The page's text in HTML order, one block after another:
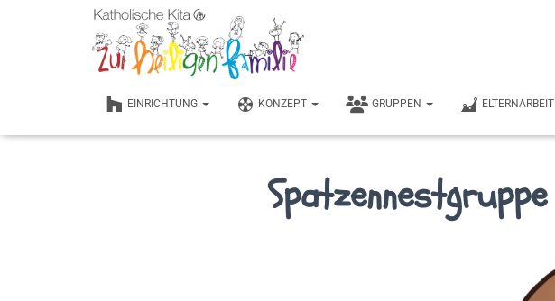
EINRICHTUNG KONZEPT GRUPPEN ELTERNARBEIT
Spatzennestgruppe